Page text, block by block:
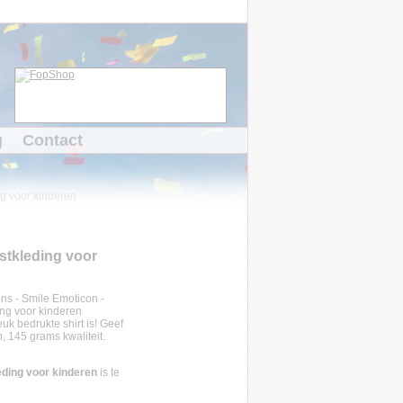
Contact
voor kinderen
voor
bedrukte shirt is! Geef
145 grams kwaliteit.
voor kinderen is te